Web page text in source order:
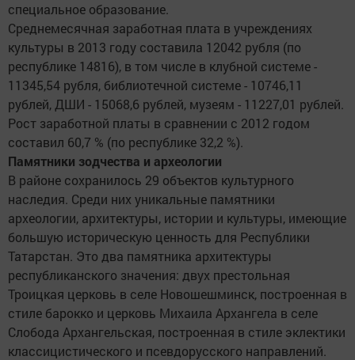
специальное образование.
Среднемесячная заработная плата в учреждениях
культуры в 2013 году составила 12042 рубля (по
республике 14816), в том числе в клубной системе -
11345,54 рубля, библиотечной системе - 10746,11
рублей, ДШИ - 15068,6 рублей, музеям - 11227,01 рублей.
Рост заработной платы в сравнении с 2012 годом
составил 60,7 % (по республике 32,2 %).
Памятники зодчества и археологии
В районе сохранилось 29 объектов культурного
наследия. Среди них уникальные памятники
археологии, архитектуры, истории и культуры, имеющие
большую историческую ценность для Республики
Татарстан. Это два памятника архитектуры
республиканского значения: двух престольная
Троицкая церковь в селе Новошешминск, построенная в
стиле барокко и церковь Михаила Архангела в селе
Слобода Архангельская, построенная в стиле эклектики
классицистического и псевдорусского направлений.